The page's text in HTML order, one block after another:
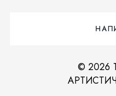
© 2026